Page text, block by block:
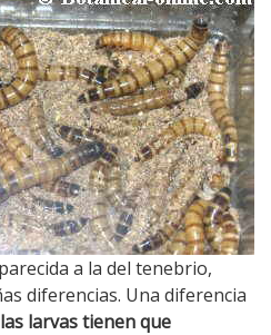
a la del tenebrio,
diferencias. Una diferencia
las larvas tienen que